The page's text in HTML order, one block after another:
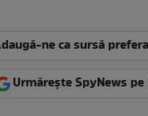
ne ca sursă
Urmărește SpyNews